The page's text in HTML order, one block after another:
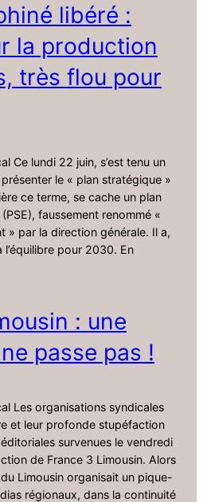
libéré :
la production
très flou pour
Ce lundi 22 juin, s’est tenu un
le « plan stratégique »
ce terme, se cache un plan
faussement renommé «
» par la direction générale. Il a,
pour 2030. En
: une
passe pas !
Les organisations syndicales
et leur profonde stupéfaction
survenues le vendredi
de France 3 Limousin. Alors
Limousin organisait un pique-
régionaux, dans la continuité